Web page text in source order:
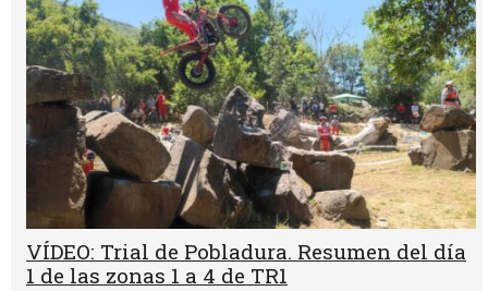
VÍDEO: Trial de Pobladura. Resumen del día
1 de las zonas 1 a 4 de TR1